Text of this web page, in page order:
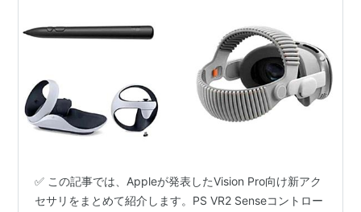
✅ この記事では、Appleが発表したVision Pro向け新アク
セサリをまとめて紹介します。PS VR2 Senseコントロー